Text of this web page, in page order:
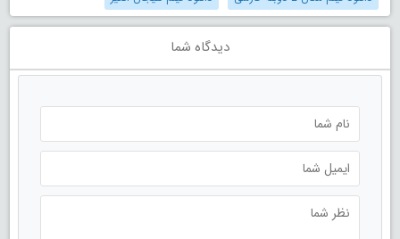
دیدگاه شما